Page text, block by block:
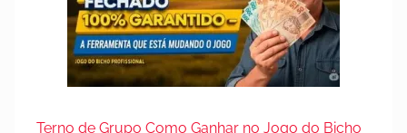
Terno de Grupo Como Ganhar no Jogo do Bicho